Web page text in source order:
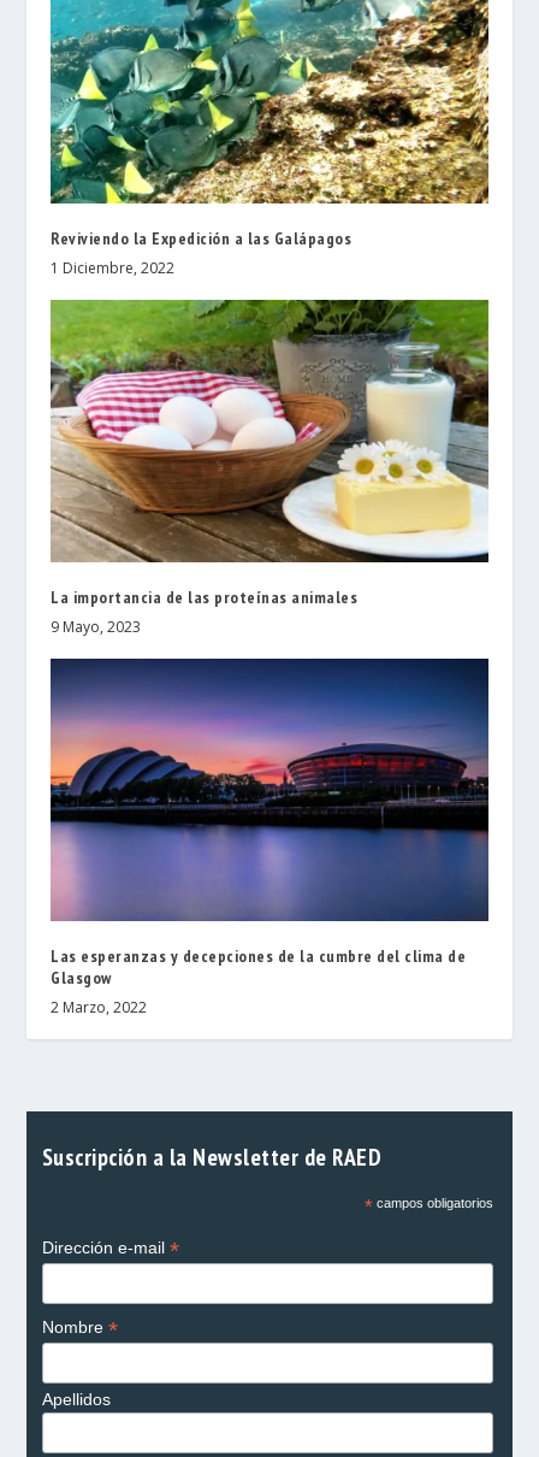
Reviviendo la Expedición a las Galápagos
1 Diciembre, 2022
La importancia de las proteínas animales
9 Mayo, 2023
Las esperanzas y decepciones de la cumbre del clima de
Glasgow
2 Marzo, 2022
Suscripción a la Newsletter de RAED
*campos obligatorios
Dirección e-mail *
Nombre *
Apellidos